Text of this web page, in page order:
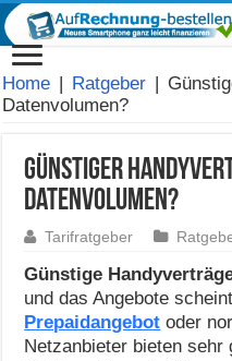
Home | Ratgeber |
Datenvolumen?
Günstiger
Datenvolumen?
Tarifratgeber
Günstige
und das Angebote
Prepaidangebot oder
Netzanbieter bieten sehr